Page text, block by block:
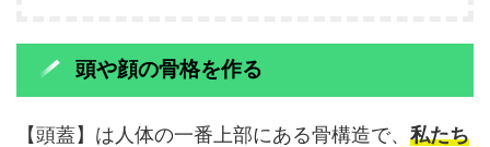
頭や顔の骨格を作る
【頭蓋】は人体の一番上部にある骨構造で、 私たち